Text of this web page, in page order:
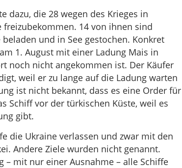
dazu, die 28 wegen des Krieges in
14 von ihnen sind
und in See gestochen. Konkret
1. August mit einer Ladung Mais in
noch nicht angekommen ist. Der Käufer
weil er zu lange auf die Ladung warten
ist nicht bekannt, dass es eine Order für
Schiff vor der türkischen Küste, weil es
gibt.
die Ukraine verlassen und zwar mit den
Andere Ziele wurden nicht genannt.
– mit nur einer Ausnahme – alle Schiffe